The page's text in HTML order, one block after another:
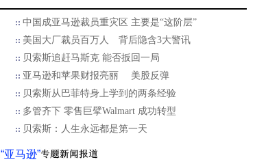
中国成亚马逊裁员重灾区 主要是“这阶层”
美国大厂裁员百万人 背后隐含3大警讯
贝索斯追赶马斯克 能否扳回一局
亚马逊和苹果财报亮丽 美股反弹
贝索斯从巴菲特身上学到的两条经验
多管齐下 零售巨擘Walmart 成功转型
贝索斯：人生永远都是第一天
“亚马逊”